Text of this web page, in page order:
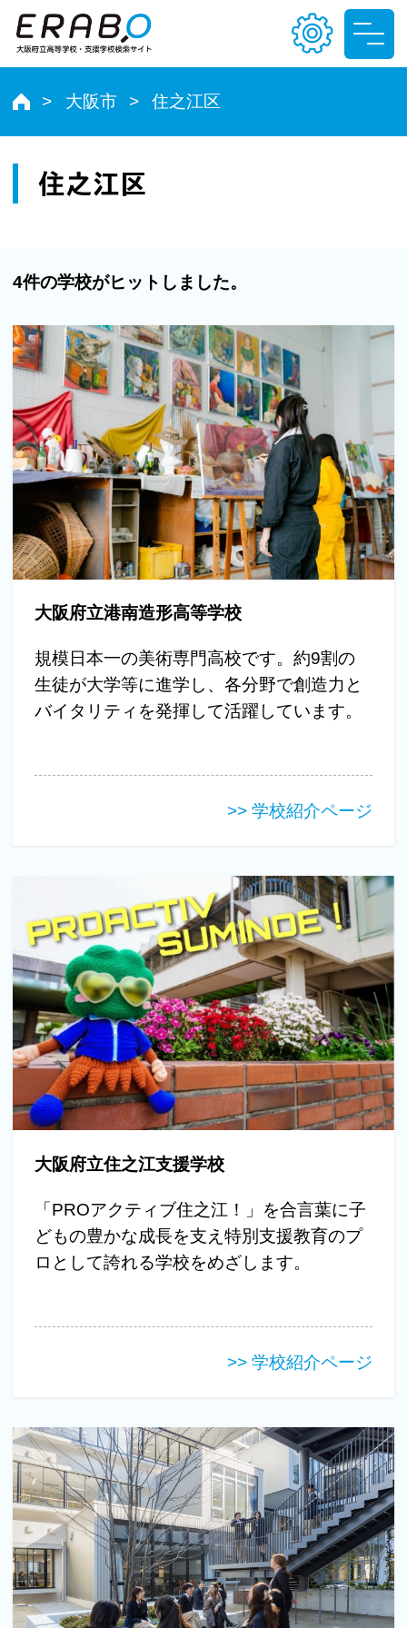
文字サイズ
小 中
大阪市 住之江区
住之江区
4件の学校がヒットしました。
大阪府立港南造形高等学校
規模日本一の美術専門高校です。約9割の
生徒が大学等に進学し、各分野で創造力と
バイタリティを発揮して活躍しています。
>> 学校紹介ページ
大阪府立住之江支援学校
「PROアクティブ住之江！」を合言葉に子
どもの豊かな成長を支え特別支援教育のプ
ロとして誇れる学校をめざします。
>> 学校紹介ページ